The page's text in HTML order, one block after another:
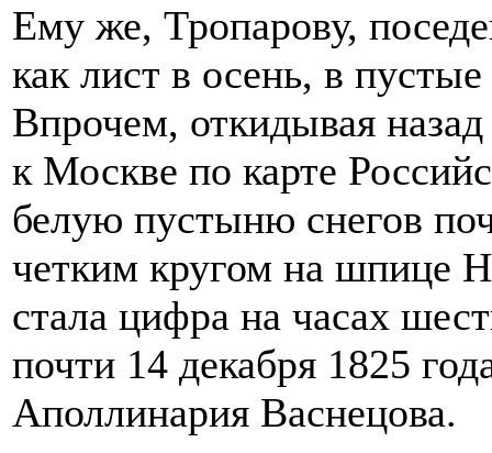
Ему же, Тропарову,
как лист в осень, в
Впрочем, откидывая
к Москве по карте
белую пустыню снегов
четким кругом на шпице
стала цифра на часах
почти 14 декабря 1825
Аполлинария Васнецова.